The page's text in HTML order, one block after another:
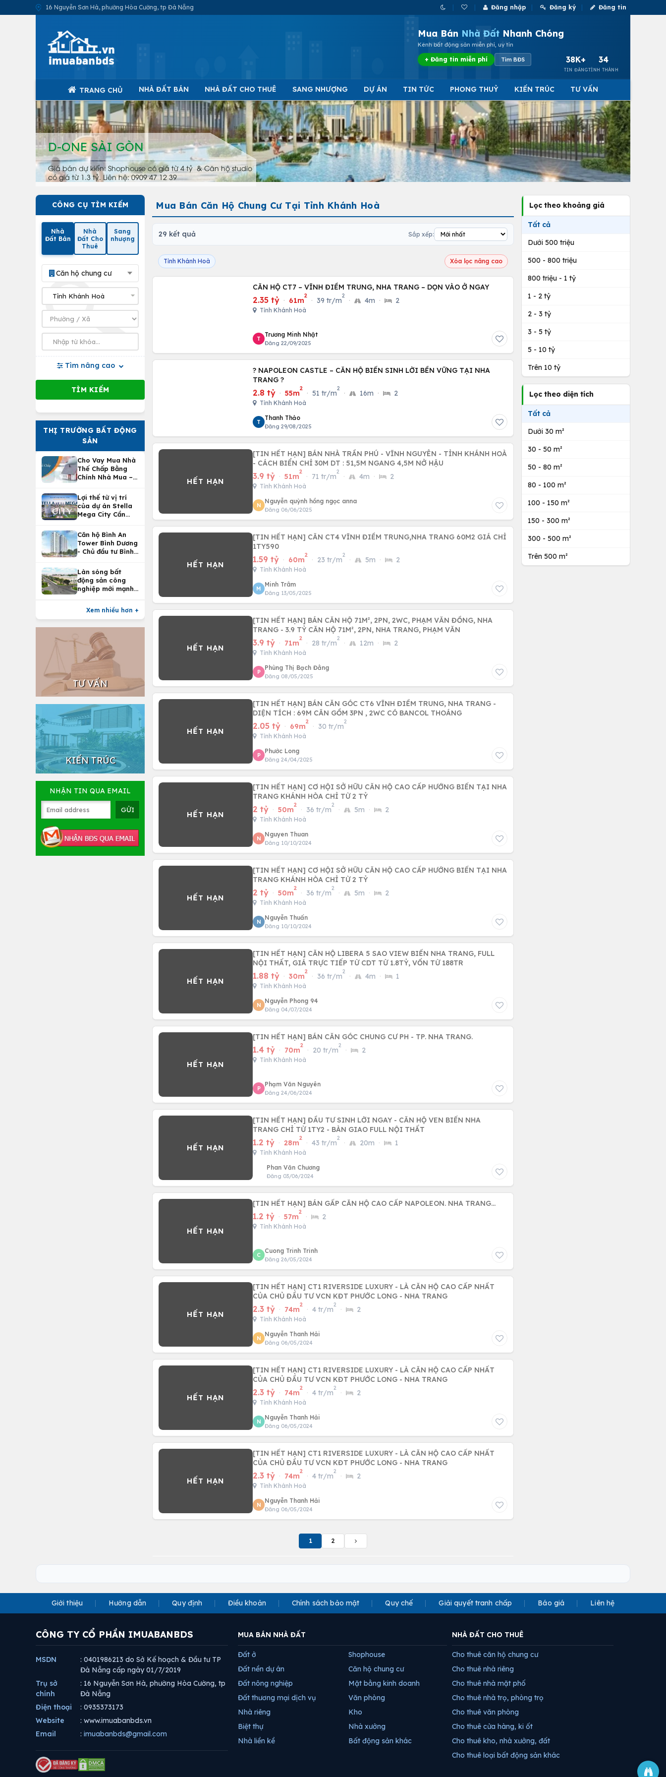
16 Nguyễn Sơn Hà, phường Hòa Cường, tp Đà Nẵng Đăng nhập Đăng ký Đăng tin
Mua Bán Nhà Đất Nhanh Chóng
Kênh bất động sản miễn phí, uy tín
+ Đăng tin miễn phí Tìm BĐS 38K+
TIN ĐĂNG
34
TỈNH THÀNH
TRANG CHỦ NHÀ ĐẤT BÁN NHÀ ĐẤT CHO THUÊ SANG NHƯỢNG DỰ ÁN TIN TỨC PHONG THUỶ KIẾN TRÚC TƯ VẤN
D-ONE SÀI GÒN
Giá bán dự kiến: Shophouse có giá từ 4 tỷ & Căn hộ studio
có giá từ 1.3 tỷ. Liên hệ: 0909 47 12 39
CÔNG CỤ TÌM KIẾM
Nhà
Đất Bán
Nhà
Đất Cho
Thuê
Sang
nhượng
Căn hộ chung cư
Tìm nâng cao
THỊ TRƯỜNG BẤT ĐỘNG
SẢN
Cho Vay Mua Nhà
Thế Chấp Bằng
Chính Nhà Mua –
Nhà Tại
Vietcombank
Lợi thế từ vị trí
của dự án Stella
Mega City Cần
Căn hộ Bình An
Tower Bình Dương
- Chủ đầu tư Bình
Làn sóng bất
động sản công
nghiệp mới mạnh
Xem nhiều hơn +
TƯ VẤN
KIẾN TRÚC
NHẬN TIN QUA EMAIL
Mua Bán Căn Hộ Chung Cư Tại Tỉnh Khánh Hoà
29 kết quả Sắp xếp:
Tỉnh Khánh Hoà Xóa lọc nâng cao
CĂN HỘ CT7 – VĨNH ĐIỀM TRUNG, NHA TRANG – DỌN VÀO Ở NGAY
2.35 tỷ · 61m
2
· 39 tr/m
2
· 4m · 2
Tỉnh Khánh Hoà
T
Trương Minh Nhật
Đăng 22/09/2025
? NAPOLEON CASTLE – CĂN HỘ BIỂN SINH LỜI BỀN VỮNG TẠI NHA
TRANG ?
2.8 tỷ · 55m
2
· 51 tr/m
2
· 16m · 2
Tỉnh Khánh Hoà
T
Thanh Thảo
Đăng 29/08/2025
[TIN HẾT HẠN] BÁN NHÀ TRẦN PHÚ - VĨNH NGUYÊN - TỈNH KHÁNH HOÀ
- CÁCH BIỂN CHỈ 30M DT : 51,5M NGANG 4,5M NỞ HẬU
3.9 tỷ · 51m
2
· 71 tr/m
2
· 4m · 2
Tỉnh Khánh Hoà
N
Nguyễn quỳnh hồng ngọc anna
Đăng 06/06/2025
[TIN HẾT HẠN] CĂN CT4 VĨNH ĐIỀM TRUNG,NHA TRANG 60M2 GIÁ CHỈ
1TY590
1.59 tỷ · 60m
2
· 23 tr/m
2
· 5m · 2
Tỉnh Khánh Hoà
M
Minh Trâm
Đăng 13/05/2025
[TIN HẾT HẠN] BÁN CĂN HỘ 71M², 2PN, 2WC, PHẠM VĂN ĐỒNG, NHA
TRANG - 3.9 TỶ CĂN HỘ 71M², 2PN, NHA TRANG, PHẠM VĂN
3.9 tỷ · 71m
2
· 28 tr/m
2
· 12m · 2
Tỉnh Khánh Hoà
P
Phùng Thị Bạch Đằng
Đăng 08/05/2025
[TIN HẾT HẠN] BÁN CĂN GÓC CT6 VĨNH ĐIỀM TRUNG, NHA TRANG -
DIỆN TÍCH : 69M CĂN GỒM 3PN , 2WC CÓ BANCOL THOÁNG
2.05 tỷ · 69m
2
· 30 tr/m
2
Tỉnh Khánh Hoà
P
Phước Long
Đăng 24/04/2025
[TIN HẾT HẠN] CƠ HỘI SỞ HỮU CĂN HỘ CAO CẤP HƯỚNG BIỂN TẠI NHA
TRANG KHÁNH HÒA CHỈ TỪ 2 TỶ
2 tỷ · 50m
2
· 36 tr/m
2
· 5m · 2
Tỉnh Khánh Hoà
N
Nguyen Thuan
Đăng 10/10/2024
[TIN HẾT HẠN] CƠ HỘI SỞ HỮU CĂN HỘ CAO CẤP HƯỚNG BIỂN TẠI NHA
TRANG KHÁNH HÒA CHỈ TỪ 2 TỶ
2 tỷ · 50m
2
· 36 tr/m
2
· 5m · 2
Tỉnh Khánh Hoà
N
Nguyễn Thuấn
Đăng 10/10/2024
[TIN HẾT HẠN] CĂN HỘ LIBERA 5 SAO VIEW BIỂN NHA TRANG, FULL
NỘI THẤT, GIÁ TRỰC TIẾP TỪ CDT TỪ 1.8TỶ, VỐN TỪ 188TR
1.88 tỷ · 30m
2
· 36 tr/m
2
· 4m · 1
Tỉnh Khánh Hoà
N
Nguyễn Phong 94
Đăng 04/07/2024
[TIN HẾT HẠN] BÁN CĂN GÓC CHUNG CƯ PH - TP. NHA TRANG.
1.4 tỷ · 70m
2
· 20 tr/m
2
· 2
Tỉnh Khánh Hoà
P
Phạm Văn Nguyên
Đăng 24/06/2024
[TIN HẾT HẠN] ĐẦU TƯ SINH LỜI NGAY - CĂN HỘ VEN BIỂN NHA
TRANG CHỈ TỪ 1TY2 - BÀN GIAO FULL NỘI THẤT
1.2 tỷ · 28m
2
· 43 tr/m
2
· 20m · 1
Tỉnh Khánh Hoà
Phan Văn Chương
Đăng 03/06/2024
[TIN HẾT HẠN] BÁN GẤP CĂN HỘ CAO CẤP NAPOLEON. NHA TRANG...
1.2 tỷ · 57m
2
· 2
Tỉnh Khánh Hoà
C
Cuong Trinh Trinh
Đăng 26/05/2024
[TIN HẾT HẠN] CT1 RIVERSIDE LUXURY - LÀ CĂN HỘ CAO CẤP NHẤT
CỦA CHỦ ĐẦU TƯ VCN KĐT PHƯỚC LONG - NHA TRANG
2.3 tỷ · 74m
2
· 4 tr/m
2
· 2
Tỉnh Khánh Hoà
N
Nguyễn Thanh Hải
Đăng 06/05/2024
[TIN HẾT HẠN] CT1 RIVERSIDE LUXURY - LÀ CĂN HỘ CAO CẤP NHẤT
CỦA CHỦ ĐẦU TƯ VCN KĐT PHƯỚC LONG - NHA TRANG
2.3 tỷ · 74m
2
· 4 tr/m
2
· 2
Tỉnh Khánh Hoà
N
Nguyễn Thanh Hải
Đăng 06/05/2024
[TIN HẾT HẠN] CT1 RIVERSIDE LUXURY - LÀ CĂN HỘ CAO CẤP NHẤT
CỦA CHỦ ĐẦU TƯ VCN KĐT PHƯỚC LONG - NHA TRANG
2.3 tỷ · 74m
2
· 4 tr/m
2
· 2
Tỉnh Khánh Hoà
N
Nguyễn Thanh Hải
Đăng 06/05/2024
1 2
Lọc theo khoảng giá
Tất cả
Dưới 500 triệu
500 - 800 triệu
800 triệu - 1 tỷ
1 - 2 tỷ
2 - 3 tỷ
3 - 5 tỷ
5 - 10 tỷ
Trên 10 tỷ
Lọc theo diện tích
Tất cả
Dưới 30 m²
30 - 50 m²
50 - 80 m²
80 - 100 m²
100 - 150 m²
150 - 300 m²
300 - 500 m²
Trên 500 m²
Giới thiệu Hướng dẫn Quy định Điều khoản Chính sách bảo mật Quy chế Giải quyết tranh chấp Báo giá Liên hệ
CÔNG TY CỔ PHẦN IMUABANBDS
MSDN
: 0401986213 do Sở Kế hoạch & Đầu tư TP
Đà Nẵng cấp ngày 01/7/2019
Trụ sở
chính
: 16 Nguyễn Sơn Hà, phường Hòa Cường, tp
Đà Nẵng
Điện thoại
: 0935373173
Website
: www.imuabanbds.vn
Email
: imuabanbds@gmail.com
MUA BÁN NHÀ ĐẤT
Đất ở
Đất nền dự án
Đất nông nghiệp
Đất thương mại dịch vụ
Nhà riêng
Biệt thự
Nhà liền kề
Shophouse
Căn hộ chung cư
Mặt bằng kinh doanh
Văn phòng
Kho
Nhà xưởng
Bất động sản khác
NHÀ ĐẤT CHO THUÊ
Cho thuê căn hộ chung cư
Cho thuê nhà riêng
Cho thuê nhà mặt phố
Cho thuê nhà trọ, phòng trọ
Cho thuê văn phòng
Cho thuê cửa hàng, ki ốt
Cho thuê kho, nhà xưởng, đất
Cho thuê loại bất động sản khác